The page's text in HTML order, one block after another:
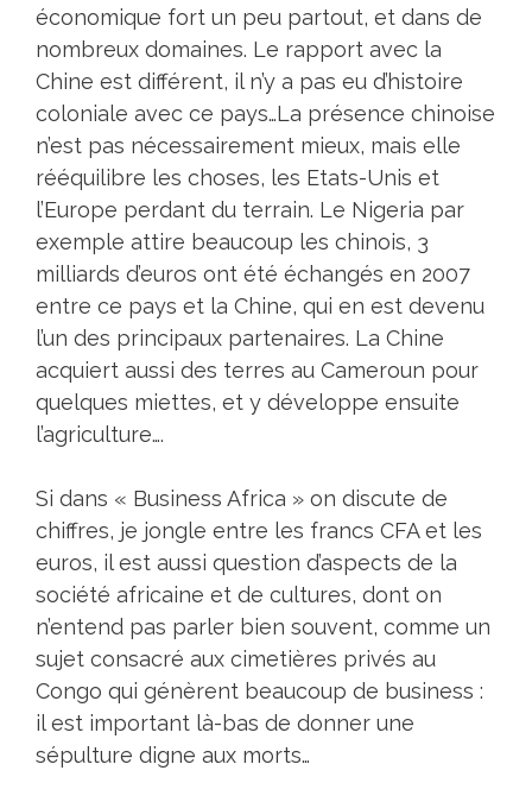
économique fort un peu partout, et dans de
nombreux domaines. Le rapport avec la
Chine est différent, il n’y a pas eu d’histoire
coloniale avec ce pays…La présence chinoise
n’est pas nécessairement mieux, mais elle
rééquilibre les choses, les Etats-Unis et
l’Europe perdant du terrain. Le Nigeria par
exemple attire beaucoup les chinois, 3
milliards d’euros ont été échangés en 2007
entre ce pays et la Chine, qui en est devenu
l’un des principaux partenaires. La Chine
acquiert aussi des terres au Cameroun pour
quelques miettes, et y développe ensuite
l’agriculture….
Si dans « Business Africa » on discute de
chiffres, je jongle entre les francs CFA et les
euros, il est aussi question d’aspects de la
société africaine et de cultures, dont on
n’entend pas parler bien souvent, comme un
sujet consacré aux cimetières privés au
Congo qui génèrent beaucoup de business :
il est important là-bas de donner une
sépulture digne aux morts…